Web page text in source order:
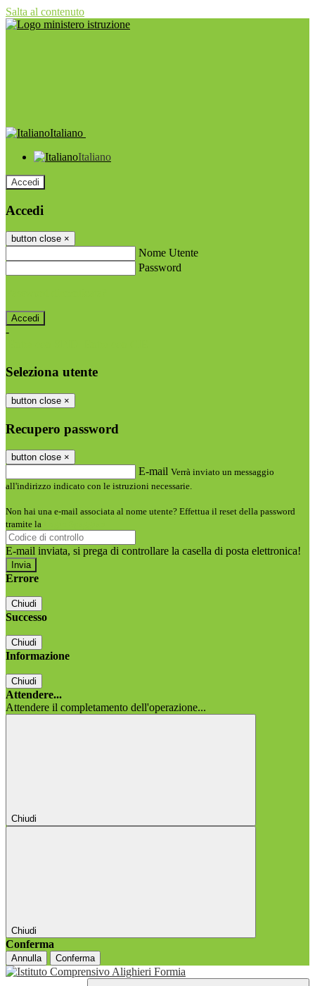
Salta al contenuto
Italiano
Italiano
Accedi
Accedi
button close ×
Nome Utente
Password
-
Seleziona utente
button close ×
Recupero password
button close ×
E-mail Verrà inviato un messaggio
all'indirizzo indicato con le istruzioni necessarie.
Non hai una e-mail associata al nome utente? Effettua il reset della password
tramite la
E-mail inviata, si prega di controllare la casella di posta elettronica!
Errore
Chiudi
Successo
Chiudi
Informazione
Chiudi
Attendere...
Attendere il completamento dell'operazione...
Chiudi
Chiudi
Conferma
Annulla Conferma